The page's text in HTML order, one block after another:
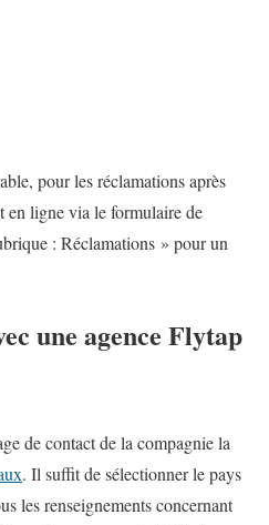
pour les réclamations après
en ligne via le formulaire de
: Réclamations » pour un
une agence Flytap
de contact de la compagnie la
. Il suffit de sélectionner le pays
les renseignements concernant